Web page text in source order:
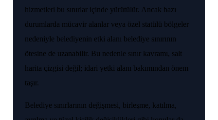
hizmetleri bu sınırlar içinde yürütülür. Ancak bazı
durumlarda mücavir alanlar veya özel statülü bölgeler
nedeniyle belediyenin etki alanı belediye sınırının
ötesine de uzanabilir. Bu nedenle sınır kavramı, salt
harita çizgisi değil; idari yetki alanı bakımından önem
taşır.
Belediye sınırlarının değişmesi, birleşme, katılma,